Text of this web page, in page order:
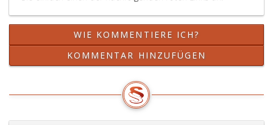
WIE KOMMENTIERE ICH?
KOMMENTAR HINZUFÜGEN